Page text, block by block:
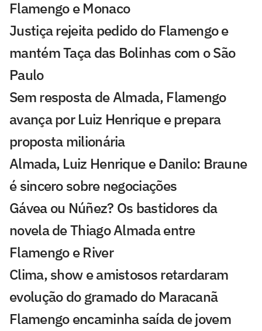
Flamengo e Monaco
Justiça rejeita pedido do Flamengo e
mantém Taça das Bolinhas com o São
Paulo
Sem resposta de Almada, Flamengo
avança por Luiz Henrique e prepara
proposta milionária
Almada, Luiz Henrique e Danilo: Braune
é sincero sobre negociações
Gávea ou Núñez? Os bastidores da
novela de Thiago Almada entre
Flamengo e River
Clima, show e amistosos retardaram
evolução do gramado do Maracanã
Flamengo encaminha saída de jovem